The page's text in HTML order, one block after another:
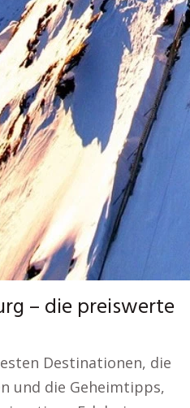
– die preiswerte
Destinationen, die
und die Geheimtipps,